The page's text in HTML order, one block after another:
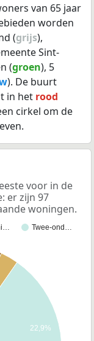
van 65 jaar
worden
(grijs),
Sint-
(groen), 5
). De buurt
in het rood
cirkel om de
voor in de
er zijn 97
woningen.
Twee-ond…
22,9%